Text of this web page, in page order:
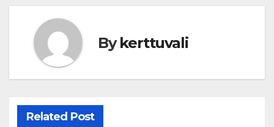
Bykerttuvali
Related Post